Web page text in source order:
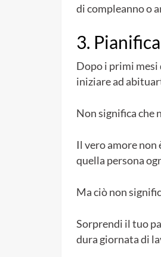
di compleanno o
3.
Dopo i primi
iniziare ad
Non significa che
Il vero amore non
quella persona
Ma ciò non
Sorprendi il tuo
dura giornata di